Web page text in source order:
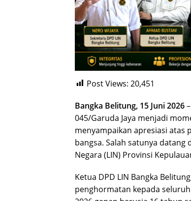
Post Views: 20,451
Bangka Belitung, 15 Juni 2026
045/Garuda Jaya menjadi
menyampaikan apresiasi atas
bangsa. Salah satunya datang
Negara (LIN) Provinsi
Ketua DPD LIN Bangka
penghormatan kepada